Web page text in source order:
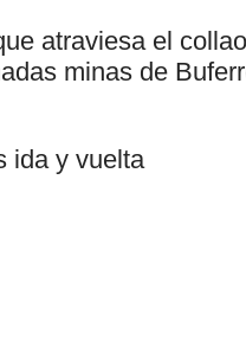
atraviesa el
minas de
ida y vuelta